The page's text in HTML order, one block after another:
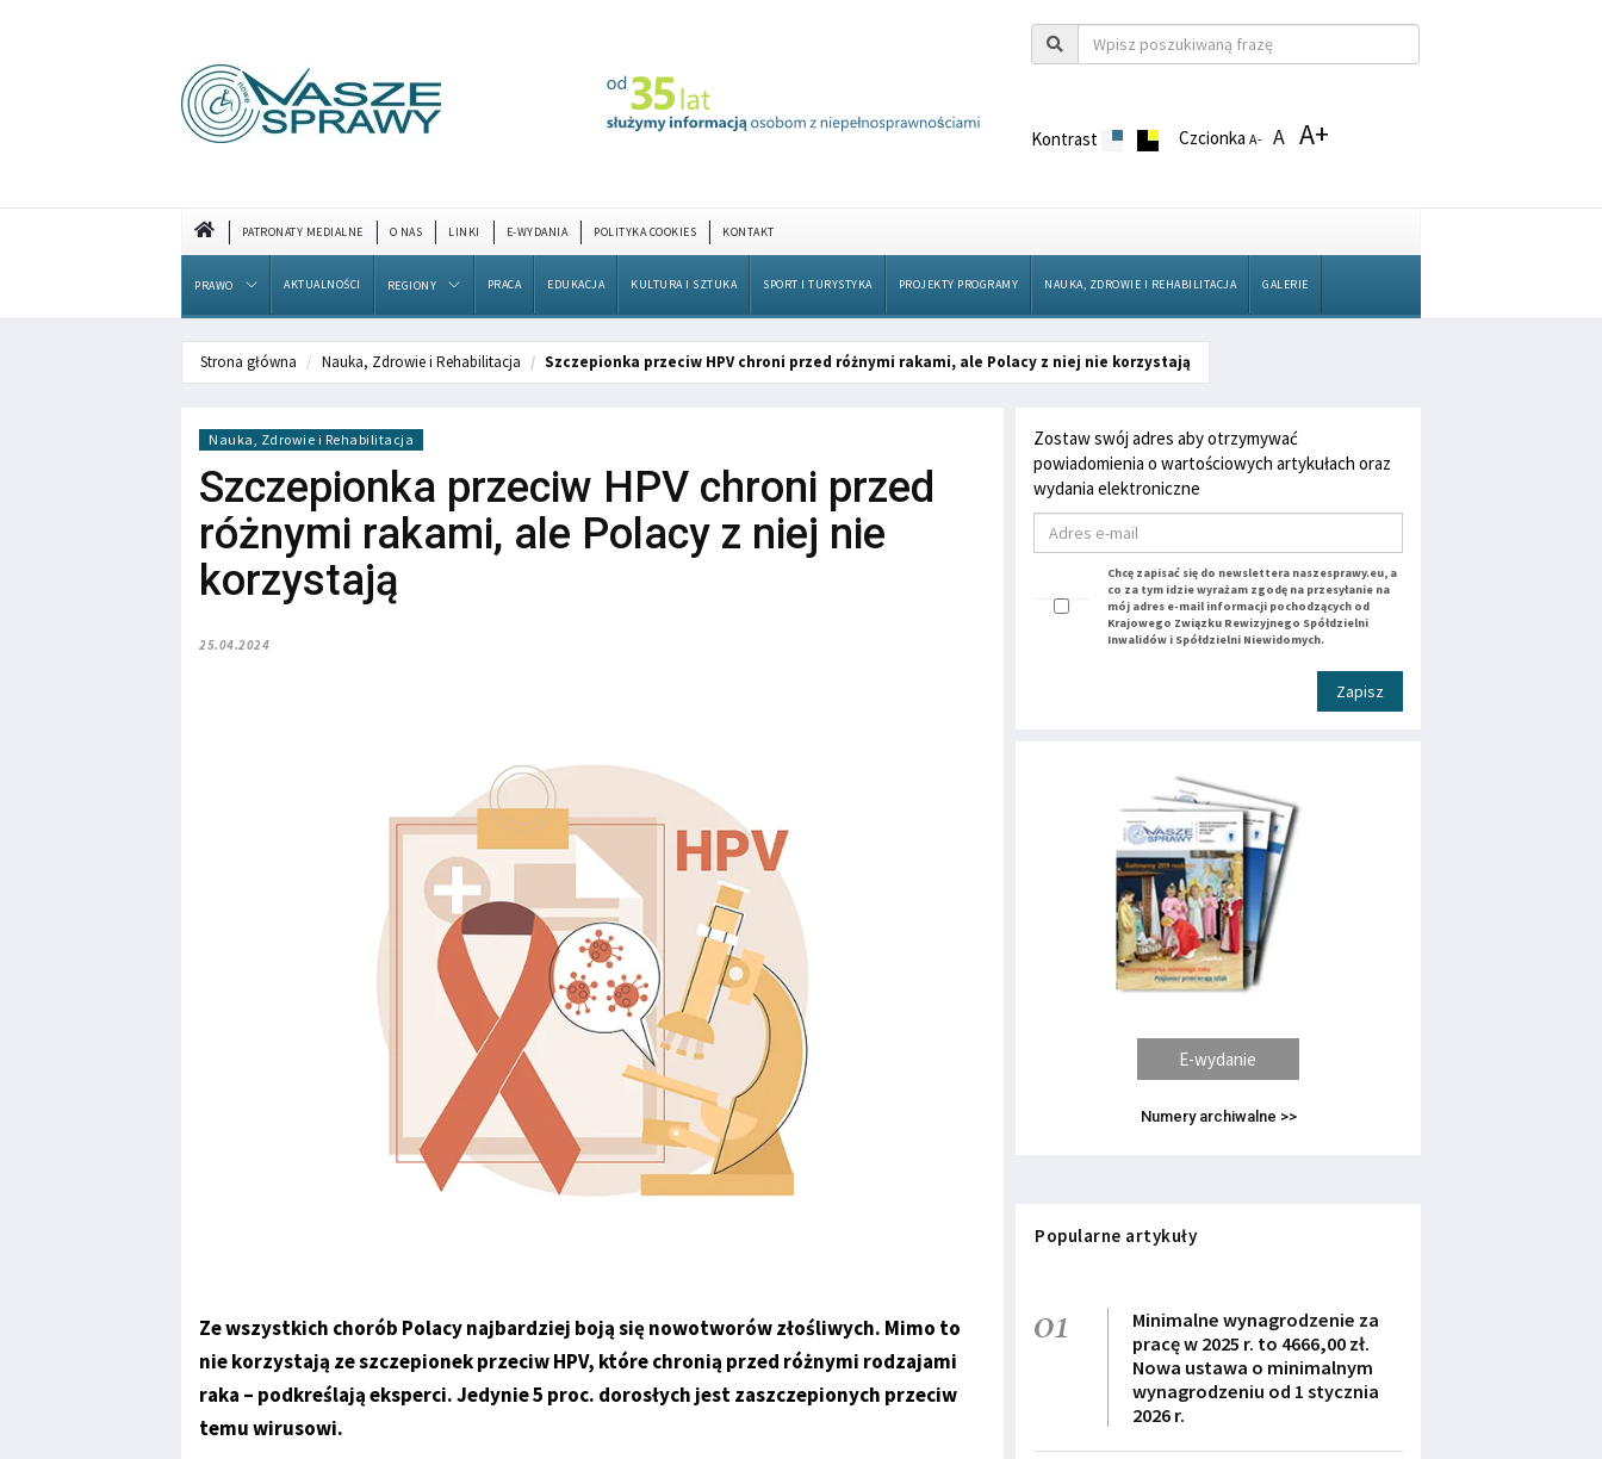
Kontrast CzcionkaA- A A+
PATRONATY MEDIALNE O NAS LINKI E-WYDANIA POLITYKA COOKIES KONTAKT
PRAWO AKTUALNOŚCI REGIONY PRACA EDUKACJA KULTURA I SZTUKA SPORT I TURYSTYKA PROJEKTY PROGRAMY NAUKA, ZDROWIE I REHABILITACJA GALERIE
Strona główna Nauka, Zdrowie i Rehabilitacja Szczepionka przeciw HPV chroni przed różnymi rakami, ale Polacy z niej nie korzystają
Nauka, Zdrowie i Rehabilitacja
Szczepionka przeciw HPV chroni przed
różnymi rakami, ale Polacy z niej nie
korzystają
25.04.2024
Ze wszystkich chorób Polacy najbardziej boją się nowotworów złośliwych. Mimo to
nie korzystają ze szczepionek przeciw HPV, które chronią przed różnymi rodzajami
raka – podkreślają eksperci. Jedynie 5 proc. dorosłych jest zaszczepionych przeciw
temu wirusowi.
Zostaw swój adres aby otrzymywać
powiadomienia o wartościowych artykułach oraz
wydania elektroniczne
Chcę zapisać się do newslettera naszesprawy.eu, a
co za tym idzie wyrażam zgodę na przesyłanie na
mój adres e-mail informacji pochodzących od
Krajowego Związku Rewizyjnego Spółdzielni
Inwalidów i Spółdzielni Niewidomych.
Zapisz
E-wydanie
Numery archiwalne >>
Popularne artykuły
01
Minimalne wynagrodzenie za
pracę w 2025 r. to 4666,00 zł.
Nowa ustawa o minimalnym
wynagrodzeniu od 1 stycznia
2026 r.